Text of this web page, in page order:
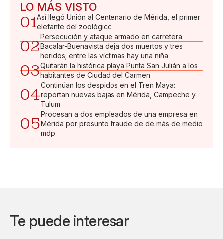
LO MÁS VISTO
01Así llegó Unión al Centenario de Mérida, el primer
elefante del zoológico
02
Persecución y ataque armado en carretera
Bacalar-Buenavista deja dos muertos y tres
heridos; entre las víctimas hay una niña
03Quitarán la histórica playa Punta San Julián a los
habitantes de Ciudad del Carmen
04
Continúan los despidos en el Tren Maya:
reportan nuevas bajas en Mérida, Campeche y
Tulum
05
Procesan a dos empleados de una empresa en
Mérida por presunto fraude de de más de medio
mdp
Te puede interesar